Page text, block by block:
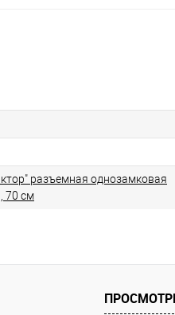
разъемная однозамковая
70 см